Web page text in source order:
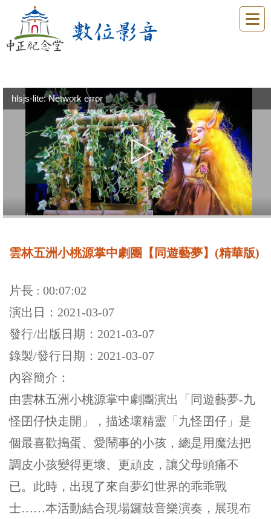
hlsjs-lite: Network error
雲林五洲小桃源掌中劇團【同遊藝夢】(精華版)
片長 : 00:07:02
演出日：2021-03-07
發行/出版日期：2021-03-07
錄製/發行日期：2021-03-07
內容簡介：
由雲林五洲小桃源掌中劇團演出「同遊藝夢-九
怪囝仔快走開」，描述壞精靈「九怪囝仔」是
個最喜歡搗蛋、愛鬧事的小孩，總是用魔法把
調皮小孩變得更壞、更頑皮，讓父母頭痛不
已。此時，出現了來自夢幻世界的乖乖戰
士……本活動結合現場鑼鼓音樂演奏，展現布